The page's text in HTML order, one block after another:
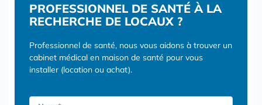
PROFESSIONNEL DE SANTÉ À LA
RECHERCHE DE LOCAUX ?
Professionnel de santé, nous vous aidons à trouver un
cabinet médical en maison de santé pour vous
installer (location ou achat).